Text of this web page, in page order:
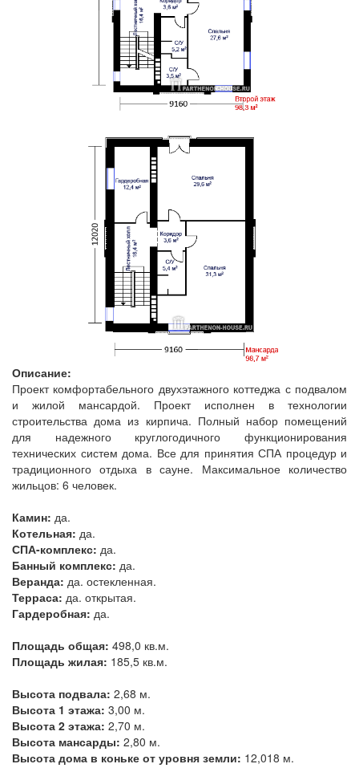
Описание:
Проект комфортабельного двухэтажного коттеджа с подвалом
и жилой мансардой. Проект исполнен в технологии
строительства дома из кирпича. Полный набор помещений
для надежного круглогодичного функционирования
технических систем дома. Все для принятия СПА процедур и
традиционного отдыха в сауне. Максимальное количество
жильцов: 6 человек.
Камин: да.
Котельная: да.
СПА-комплекс: да.
Банный комплекс: да.
Веранда: да. остекленная.
Терраса: да. открытая.
Гардеробная: да.
Площадь общая: 498,0 кв.м.
Площадь жилая: 185,5 кв.м.
Высота подвала: 2,68 м.
Высота 1 этажа: 3,00 м.
Высота 2 этажа: 2,70 м.
Высота мансарды: 2,80 м.
Высота дома в коньке от уровня земли: 12,018 м.